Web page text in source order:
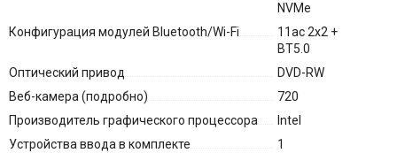
NVMe
Конфигурация модулей Bluetooth/Wi-Fi
11ac 2x2 +
BT5.0
Оптический привод
DVD-RW
Веб-камера (подробно)
720
Производитель графического процессора
Intel
Устройства ввода в комплекте
1